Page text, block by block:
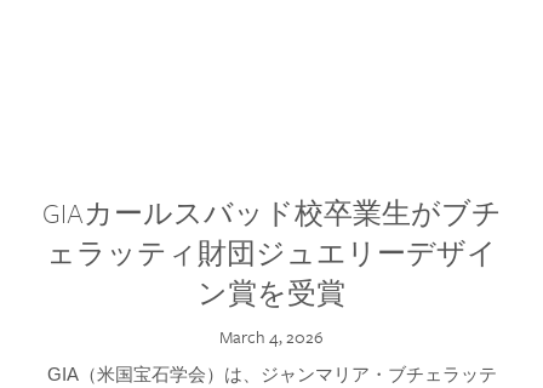
GIAカールスバッド校卒業生がブチ
ェラッティ財団ジュエリーデザイ
ン賞を受賞
March 4, 2026
GIA（米国宝石学会）は、ジャンマリア・ブチェラッテ